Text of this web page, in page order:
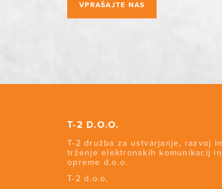
VPRAŠAJTE NAS
T-2 D.O.O.
T-2 družba za ustvarjanje, razvoj in
trženje elektronskih komunikacij in
opreme d.o.o.
T-2 d.o.o.